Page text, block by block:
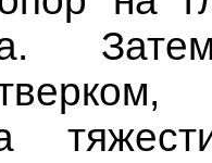
быть:
под